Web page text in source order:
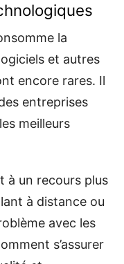
la
et autres
encore rares. Il
entreprises
meilleurs
à un recours plus
à distance ou
avec les
s’assurer